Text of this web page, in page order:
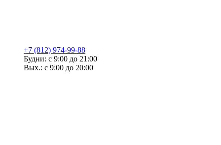
+7 (812) 974-99-88
Будни: с 9:00 до 21:00
Вых.: с 9:00 до 20:00